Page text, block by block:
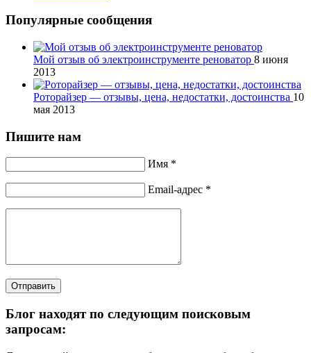
Популярные сообщения
Мой отзыв об электроинструменте реноватор 8 июня
2013
Роторайзер — отзывы, цена, недостатки, достоинства 10
мая 2013
Пишите нам
Имя *
Email-адрес *
Отправить
Блог находят по следующим поисковым
запросам: